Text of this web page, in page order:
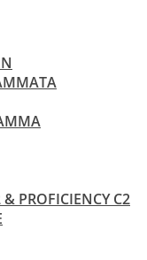
PROFICIENCY C2